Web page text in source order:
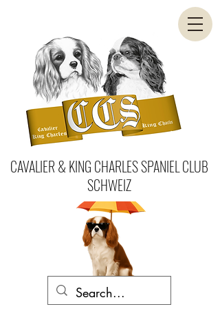
CAVALIER & KING CHARLES SPANIEL CLUB
SCHWEIZ